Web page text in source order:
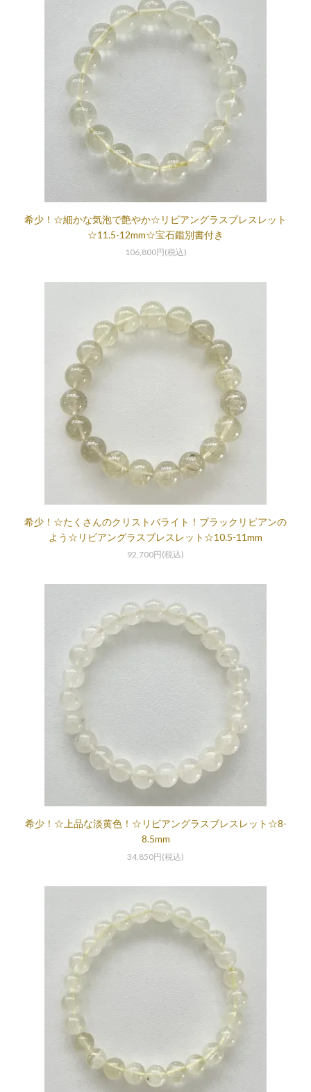
希少！☆細かな気泡で艶やか☆リビアングラスブレスレット
☆11.5-12mm☆宝石鑑別書付き
106,800円(税込)
希少！☆たくさんのクリストバライト！ブラックリビアンの
よう☆リビアングラスブレスレット☆10.5-11mm
92,700円(税込)
希少！☆上品な淡黄色！☆リビアングラスブレスレット☆8-
8.5mm
34,850円(税込)